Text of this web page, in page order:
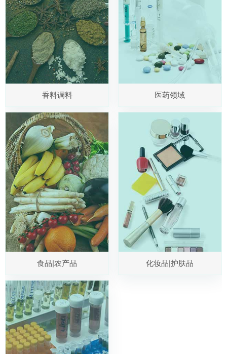
香料调料 医药领域
食品|农产品 化妆品|护肤品